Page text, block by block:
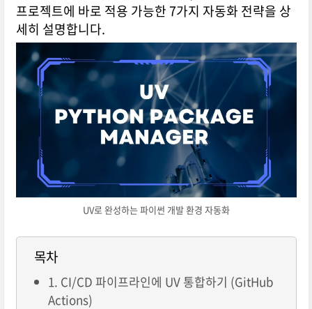
프로젝트에 바로 적용 가능한 7가지 자동화 전략을 상
세히 설명합니다.
UV로 완성하는 파이썬 개발 환경 자동화
목차
1. CI/CD 파이프라인에 UV 통합하기 (GitHub
Actions)